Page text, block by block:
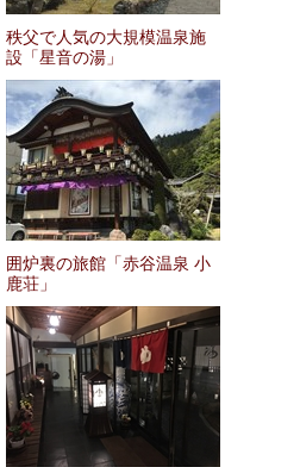
秩父で人気の大規模温泉施
設「星音の湯」
囲炉裏の旅館「赤谷温泉 小
鹿荘」